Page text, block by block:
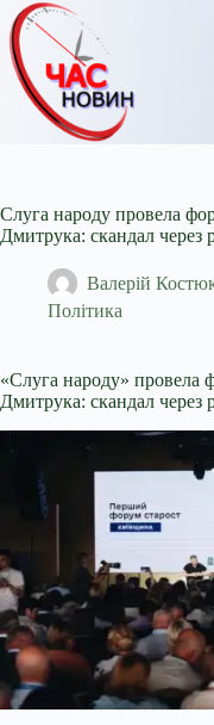
Перейти
до
вмісту
Слуга народу провела
Дмитрука: скандал через
Валерій
Політика
«Слуга народу» провела
Дмитрука: скандал через